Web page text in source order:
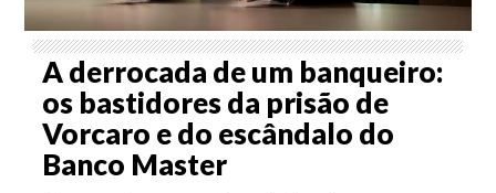
A derrocada de um banqueiro:
os bastidores da prisão de
Vorcaro e do escândalo do
Banco Master